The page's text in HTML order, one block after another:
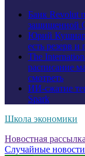
Банк Revolut
защищенной
Юрий
есть резерв и
The
расписание
смотреть
ИИ-сжатие
Spark
Школа экономики
Новостная рассылка
Случайные новости